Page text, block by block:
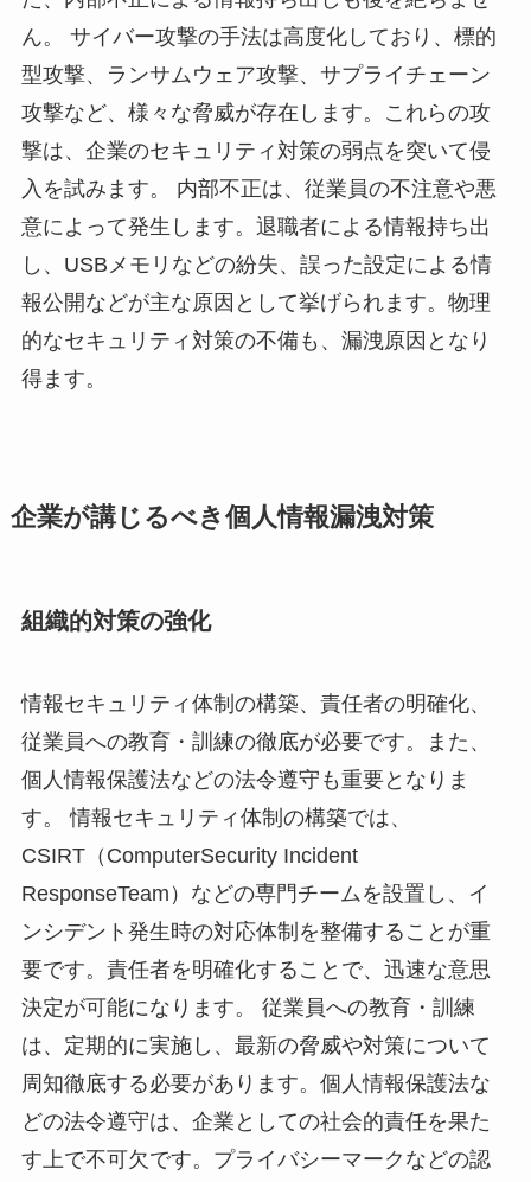
ん。 サイバー攻撃の手法は高度化しており、標的
型攻撃、ランサムウェア攻撃、サプライチェーン
攻撃など、様々な脅威が存在します。これらの攻
撃は、企業のセキュリティ対策の弱点を突いて侵
入を試みます。 内部不正は、従業員の不注意や悪
意によって発生します。退職者による情報持ち出
し、USBメモリなどの紛失、誤った設定による情
報公開などが主な原因として挙げられます。物理
的なセキュリティ対策の不備も、漏洩原因となり
得ます。
企業が講じるべき個人情報漏洩対策
組織的対策の強化
情報セキュリティ体制の構築、責任者の明確化、
従業員への教育・訓練の徹底が必要です。また、
個人情報保護法などの法令遵守も重要となりま
す。 情報セキュリティ体制の構築では、
CSIRT（ComputerSecurity Incident
ResponseTeam）などの専門チームを設置し、イ
ンシデント発生時の対応体制を整備することが重
要です。責任者を明確化することで、迅速な意思
決定が可能になります。 従業員への教育・訓練
は、定期的に実施し、最新の脅威や対策について
周知徹底する必要があります。個人情報保護法な
どの法令遵守は、企業としての社会的責任を果た
す上で不可欠です。プライバシーマークなどの認